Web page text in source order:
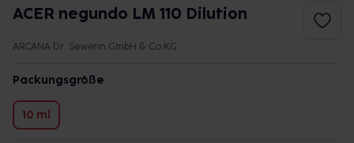
ACER negundo LM 110 Dilution
ARCANA Dr. Sewerin GmbH & Co.KG
Packungsgröße
10 ml